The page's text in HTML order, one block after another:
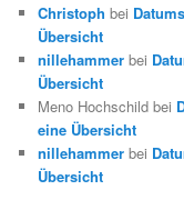
Christoph bei
Übersicht
nillehammer bei
Übersicht
Meno Hochschild bei
eine Übersicht
nillehammer bei
Übersicht